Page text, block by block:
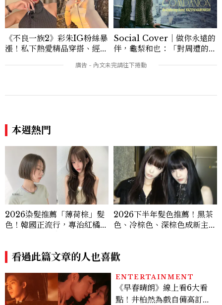
《不良一族2》彩朱IG粉絲暴
漲！私下熱愛精品穿搭、經營
Social Cover｜做你永遠的
伴，龜梨和也：「對周遭的人
力。」
本週熱門
2026染髮推薦「薄荷棕」髮
色！韓國正流行，專治紅橘
2026下半年髮色推薦！黑茶
色、冷棕色、深棕色成新主
看過此篇文章的人也喜歡
ENTERTAINMENT
《早春晴朗》線上看6大看
點！井柏然為戲自備高訂，